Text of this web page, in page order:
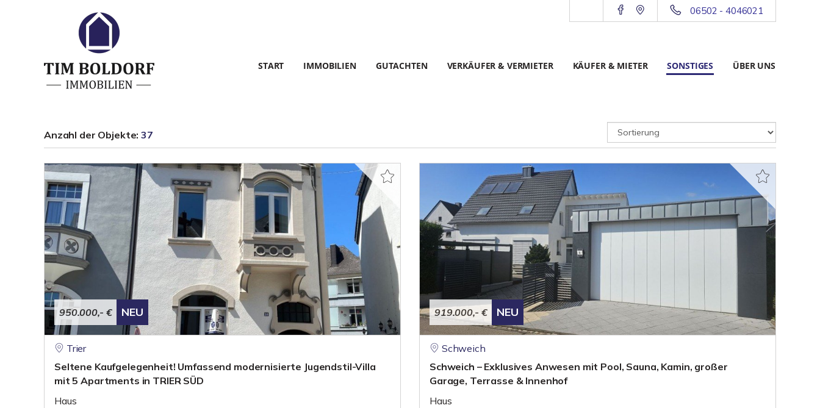
06502 - 4046021
START IMMOBILIEN GUTACHTEN VERKÄUFER & VERMIETER KÄUFER & MIETER SONSTIGES ÜBER UNS
Anzahl der Objekte:37
950.000,- € NEU
Trier
Seltene Kaufgelegenheit! Umfassend modernisierte Jugendstil-Villa
mit 5 Apartments in TRIER SÜD
Haus
919.000,- € NEU
Schweich
Schweich – Exklusives Anwesen mit Pool, Sauna, Kamin, großer
Garage, Terrasse & Innenhof
Haus